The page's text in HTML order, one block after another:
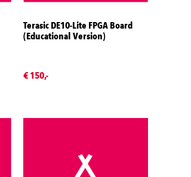
Terasic DE10-Lite FPGA Board
(Educational Version)
€ 150,-